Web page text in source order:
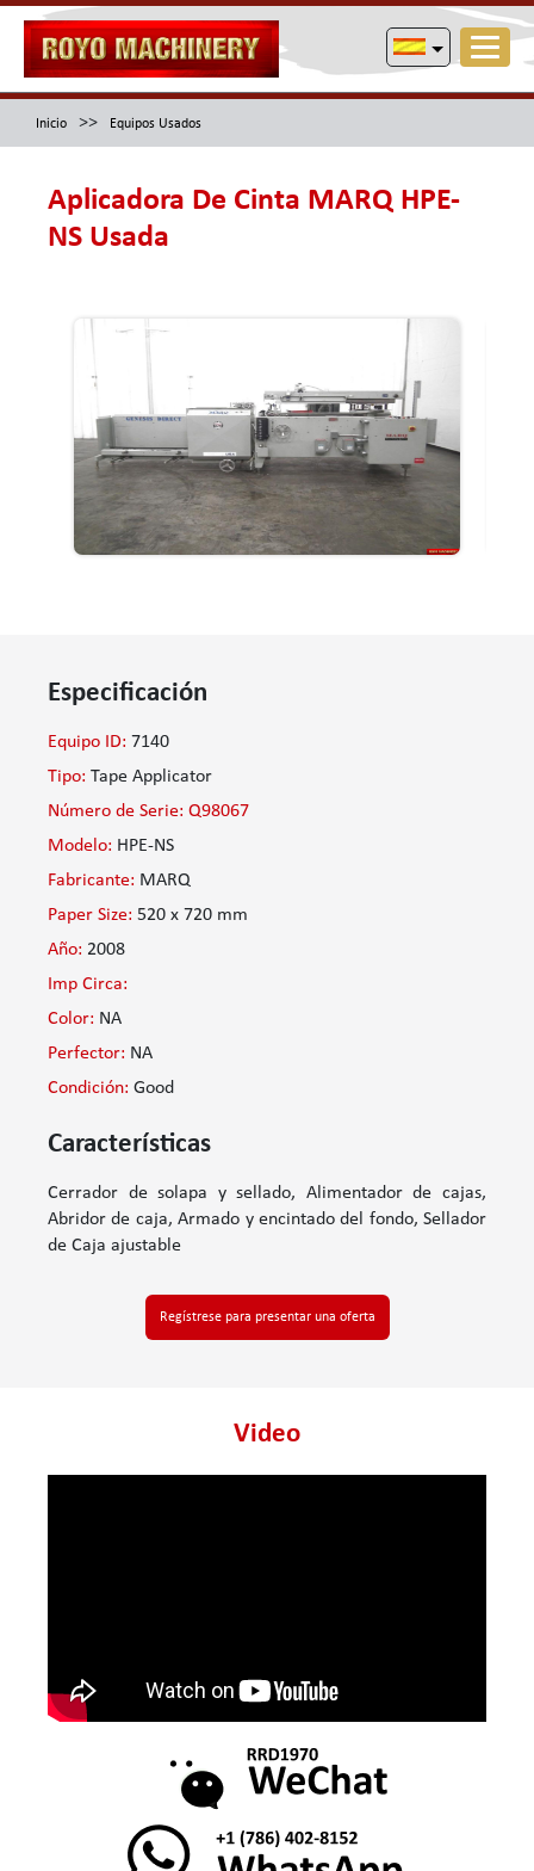
Inicio >> Equipos Usados
Aplicadora De Cinta MARQ HPE-
NS Usada
Especificación
Equipo ID: 7140
Tipo: Tape Applicator
Número de Serie: Q98067
Modelo: HPE-NS
Fabricante: MARQ
Paper Size: 520 x 720 mm
Año: 2008
Imp Circa:
Color: NA
Perfector: NA
Condición: Good
Características
Cerrador de solapa y sellado, Alimentador de cajas,
Abridor de caja, Armado y encintado del fondo, Sellador
de Caja ajustable
Regístrese para presentar una oferta
Video